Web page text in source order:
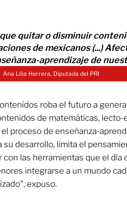
quitar o disminuir
de mexicanos (...)
aprendizaje de
Ana Lilia Herrera, Diputada del PRI
roba el futuro a
de matemáticas, lecto-
proceso de enseñanza-
su desarrollo, limita el
las herramientas que el día
integrarse a un mundo
expuso.